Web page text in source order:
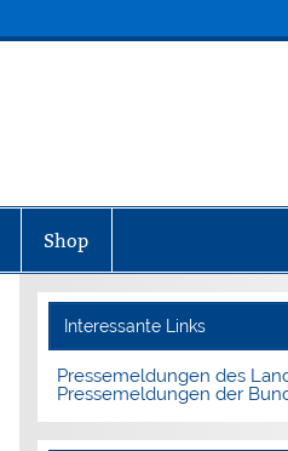
Shop
Interessante Links
Pressemeldungen des
Pressemeldungen der